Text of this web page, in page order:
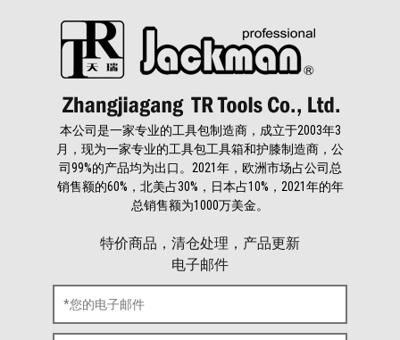
本公司是一家专业的工具包制造商，成立于2003年3
月，现为一家专业的工具包工具箱和护膝制造商，公
司99%的产品均为出口。2021年，欧洲市场占公司总
销售额的60%，北美占30%，日本占10%，2021年的年
总销售额为1000万美金。
特价商品，清仓处理，产品更新
电子邮件